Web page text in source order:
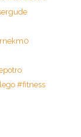
#fitness